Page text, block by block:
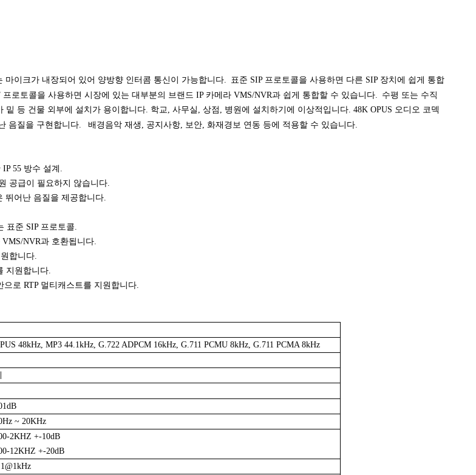
마이크가 내장되어 있어 양방향 인터콤 통신이 가능합니다.
표준 SIP 프로토콜을 사용하면 다른 SIP 장치에 쉽게 통합
로토콜을 사용하면 시장에 있는 대부분의 브랜드 IP 카메라 VMS/NVR과 쉽게 통합할 수 있습니다.
수평 또는 수직
밑 등 건물 외부에 설치가 용이합니다. 학교, 사무실, 상점, 병원에 설치하기에 이상적입니다. 48K OPUS 오디오 코덱
음질을 구현합니다.
배경음악 재생, 공지사항, 보안, 화재경보 연동 등에 적용할 수 있습니다.
55 방수 설계.
공급이 필요하지 않습니다.
뛰어난 음질을 제공합니다.
표준 SIP 프로토콜.
NVR과 호환됩니다.
합니다.
지원합니다.
으로 RTP 멀티캐스트를 지원합니다.
48kHz, MP3 44.1kHz, G.722 ADPCM 16kHz, G.711 PCMU 8kHz, G.711 PCMA 8kHz
~ 20KHz
2KHZ +-10dB
12KHZ +-20dB